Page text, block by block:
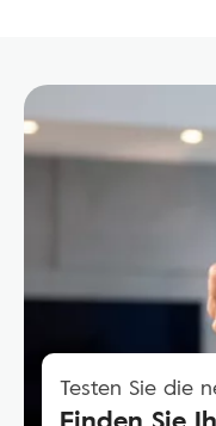
Testen Sie die